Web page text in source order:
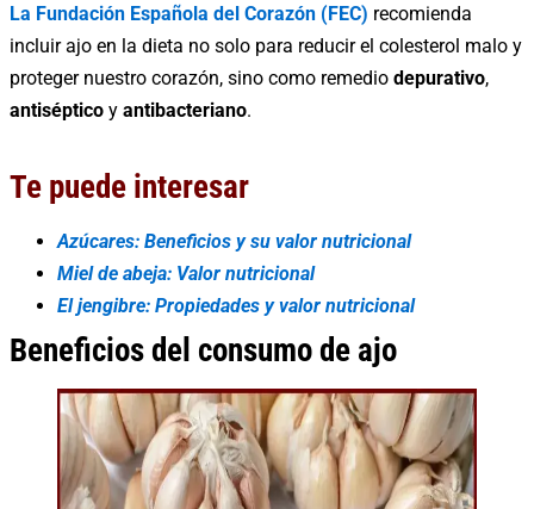
La Fundación Española del Corazón (FEC) recomienda
incluir ajo en la dieta no solo para reducir el colesterol malo y
proteger nuestro corazón, sino como remedio depurativo,
antiséptico y antibacteriano.
Te puede interesar
Azúcares: Beneficios y su valor nutricional
Miel de abeja: Valor nutricional
El jengibre: Propiedades y valor nutricional
Beneficios del consumo de ajo